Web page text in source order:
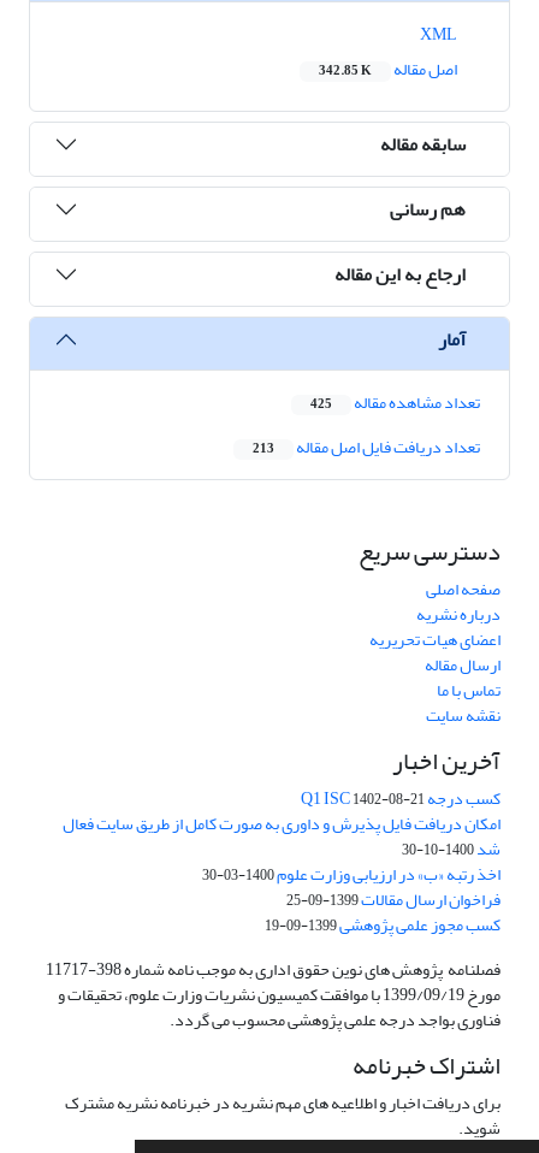
اصل مقاله
342.85 K
سابقه مقاله
هم رسانی
ارجاع به این مقاله
آمار
تعداد مشاهده مقاله 425
تعداد دریافت فایل اصل مقاله 213
دسترسی سریع
صفحه اصلی
درباره نشریه
اعضای هیات تحریریه
ارسال مقاله
تماس با ما
نقشه سایت
آخرین اخبار
کسب درجه Q1 ISC1402-08-21
امکان دریافت فایل پذیرش و داوری به صورت کامل از طریق سایت فعال
شد1400-10-30
اخذ رتبه «ب» در ارزیابی وزارت علوم1400-03-30
فراخوان ارسال مقالات1399-09-25
کسب مجوز علمی پژوهشی1399-09-19
فصلنامه پژوهش های نوین حقوق اداری به موجب نامه شماره 398-11717
مورخ 1399/09/19 با موافقت کمیسیون نشریات وزارت علوم، تحقیقات و
فناوری بواجد درجه علمی پژوهشی محسوب می گردد.
اشتراک خبرنامه
برای دریافت اخبار و اطلاعیه های مهم نشریه در خبرنامه نشریه مشترک
شوید.